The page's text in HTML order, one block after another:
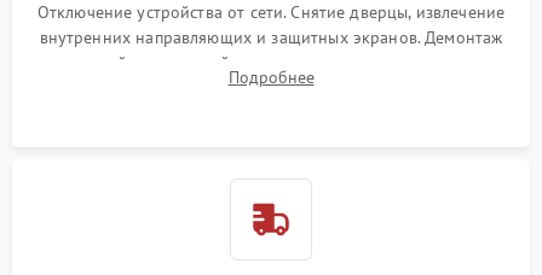
Отключение устройства от сети. Снятие дверцы, извлечение
внутренних направляющих и защитных экранов. Демонтаж
задней или верхней панели для прямого доступа к
нагревательным элементам, плате и вентиляторам.
Подробнее